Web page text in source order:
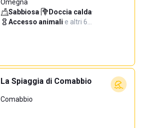
Omegna
Sabbiosa· Doccia calda·
Accesso animali·e altri 6…
La Spiaggia di Comabbio
Comabbio